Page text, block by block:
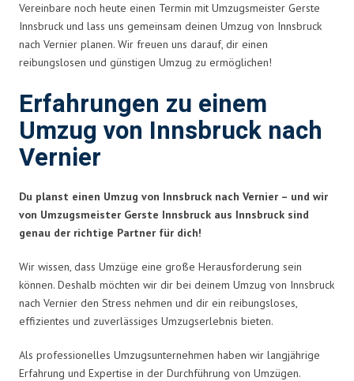
Vereinbare noch heute einen Termin mit Umzugsmeister Gerste
Innsbruck und lass uns gemeinsam deinen Umzug von Innsbruck
nach Vernier planen. Wir freuen uns darauf, dir einen
reibungslosen und günstigen Umzug zu ermöglichen!
Erfahrungen zu einem
Umzug von Innsbruck nach
Vernier
Du planst einen Umzug von Innsbruck nach Vernier – und wir
von Umzugsmeister Gerste Innsbruck aus Innsbruck sind
genau der richtige Partner für dich!
Wir wissen, dass Umzüge eine große Herausforderung sein
können. Deshalb möchten wir dir bei deinem Umzug von Innsbruck
nach Vernier den Stress nehmen und dir ein reibungsloses,
effizientes und zuverlässiges Umzugserlebnis bieten.
Als professionelles Umzugsunternehmen haben wir langjährige
Erfahrung und Expertise in der Durchführung von Umzügen.